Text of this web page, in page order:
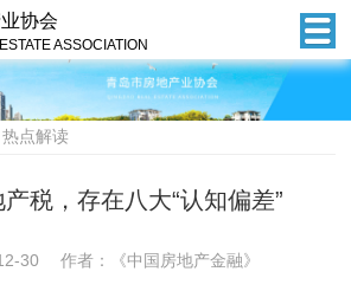
协会
ASSOCIATION
热点解读
税，存在八大“认知偏差”
30 作者：《中国房地产金融》